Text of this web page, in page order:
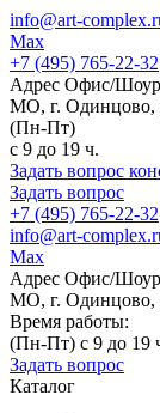
info@art-
Max
+7 (495) 765-22-32
Адрес Офис/
МО, г.
(Пн-Пт)
с 9 до 19 ч.
Задать вопрос
Задать вопрос
+7 (495) 765-22-32
info@art-
Max
Адрес Офис/
МО, г.
Время работы:
(Пн-Пт) с 9 до 19
Задать вопрос
Каталог